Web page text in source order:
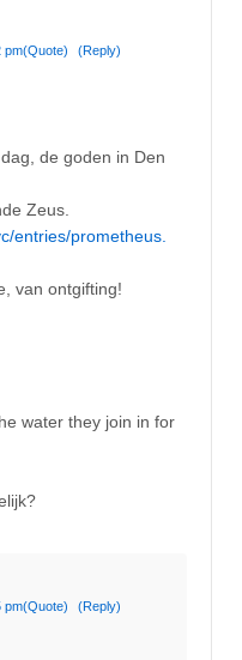
pm(Quote) (Reply)
de goden in Den
Zeus.
entries/prometheus.
van ontgifting!
water they join in for
pm(Quote) (Reply)